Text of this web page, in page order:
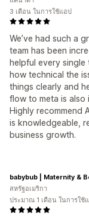
We’ve had such a
team has been
helpful every single
how technical the
things clearly and
flow to meta is also
Highly recommend
is knowledgeable,
business growth.
3 เดือน ในการใช้แอป
babybub | Maternity &
สหรัฐอเมริกา
ประมาณ 1 เดือน ในการใช้